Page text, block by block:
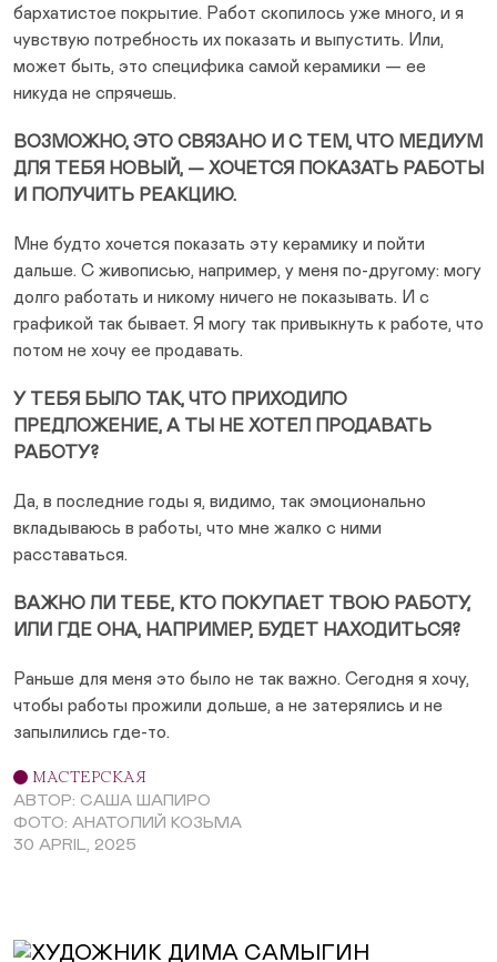
бархатистое покрытие. Работ скопилось уже много, и я
чувствую потребность их показать и выпустить. Или,
может быть, это специфика самой керамики — ее
никуда не спрячешь.
ВОЗМОЖНО, ЭТО СВЯЗАНО И С ТЕМ, ЧТО МЕДИУМ
ДЛЯ ТЕБЯ НОВЫЙ, — ХОЧЕТСЯ ПОКАЗАТЬ РАБОТЫ
И ПОЛУЧИТЬ РЕАКЦИЮ.
Мне будто хочется показать эту керамику и пойти
дальше. С живописью, например, у меня по-другому: могу
долго работать и никому ничего не показывать. И с
графикой так бывает. Я могу так привыкнуть к работе, что
потом не хочу ее продавать.
У ТЕБЯ БЫЛО ТАК, ЧТО ПРИХОДИЛО
ПРЕДЛОЖЕНИЕ, А ТЫ НЕ ХОТЕЛ ПРОДАВАТЬ
РАБОТУ?
Да, в последние годы я, видимо, так эмоционально
вкладываюсь в работы, что мне жалко с ними
расставаться.
ВАЖНО ЛИ ТЕБЕ, КТО ПОКУПАЕТ ТВОЮ РАБОТУ,
ИЛИ ГДЕ ОНА, НАПРИМЕР, БУДЕТ НАХОДИТЬСЯ?
Раньше для меня это было не так важно. Сегодня я хочу,
чтобы работы прожили дольше, а не затерялись и не
запылились где-то.
МАСТЕРСКАЯ
АВТОР: САША ШАПИРО
ФОТО: АНАТОЛИЙ КОЗЬМА
30 APRIL, 2025